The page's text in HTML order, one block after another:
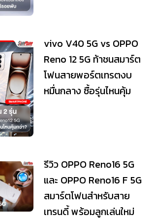
vivo V40 5G vs OPPO
Reno 12 5G ท้าชนสมาร์ต
โฟนสายพอร์ตเทรตงบ
หมื่นกลาง ซื้อรุ่นไหนคุ้ม
รีวิว OPPO Reno16 5G
และ OPPO Reno16 F 5G
สมาร์ตโฟนสำหรับสาย
เทรนดี้ พร้อมลูกเล่นใหม่